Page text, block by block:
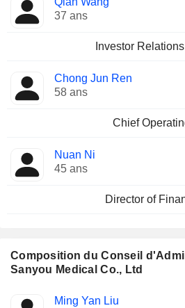
37 ans
Investor
Chong Jun Ren
58 ans
Chief
Nuan Ni
45 ans
Director of
Composition du Conseil
Sanyou Medical Co., Ltd
Administrateur Comités
Ming Yan Liu